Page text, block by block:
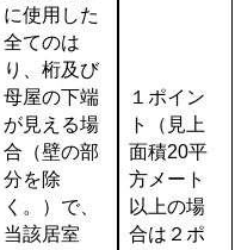
に使用した
全てのは
り、桁及び
母屋の下端
が見える場
合（壁の部
分を除
く。）で、
当該居室
１ポイン
ト（見上
面積20平
方メート
以上の場
合は２ポ